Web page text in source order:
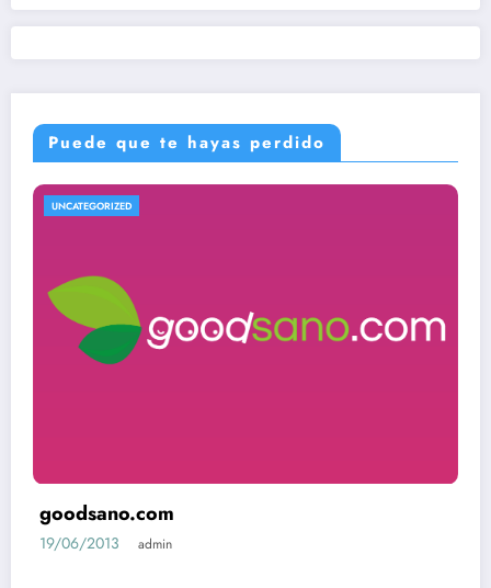
Puede que te hayas perdido
UNCATEGORIZED
goodsano.com
19/06/2013 admin